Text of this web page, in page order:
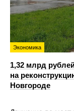
Экономика
1,32 млрд
на
Новгороде